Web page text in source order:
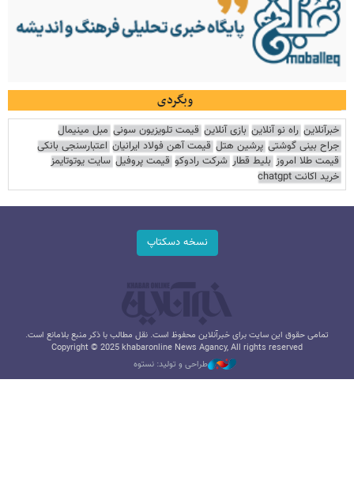
وبگردی
خبرآنلاین راه نو آنلاین بازی آنلاین قیمت تلویزیون سونی مبل مینیمال
جراح بینی گوشتی پرشین هتل قیمت آهن فولاد ایرانیان اعتبارسنجی بانکی
قیمت طلا امروز بلیط قطار شرکت رادوکو قیمت پروفیل سایت یوتوتایمز
خرید اکانت chatgpt
نسخه دسکتاپ
تمامی حقوق این سایت برای خبرآنلاین محفوظ است. نقل مطالب با ذکر منبع بلامانع است.
Copyright © 2025 khabaronline News Agancy, All rights reserved
طراحی و تولید: نستوه